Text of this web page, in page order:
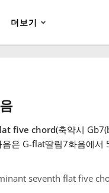
더보기
five chord(축약시
은 G-flat딸림7화음에서
seventh flat five